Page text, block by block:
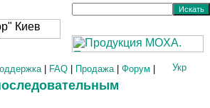
| FAQ Продажа| Форум